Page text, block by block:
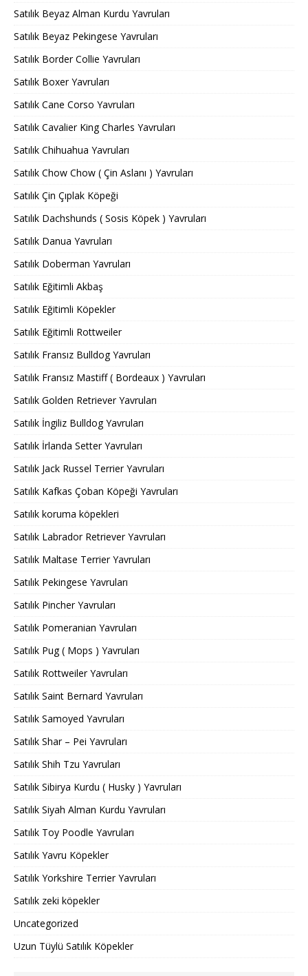
Satılık Beyaz Alman Kurdu Yavruları
Satılık Beyaz Pekingese Yavruları
Satılık Border Collie Yavruları
Satılık Boxer Yavruları
Satılık Cane Corso Yavruları
Satılık Cavalier King Charles Yavruları
Satılık Chihuahua Yavruları
Satılık Chow Chow ( Çin Aslanı ) Yavruları
Satılık Çin Çıplak Köpeği
Satılık Dachshunds ( Sosis Köpek ) Yavruları
Satılık Danua Yavruları
Satılık Doberman Yavruları
Satılık Eğitimli Akbaş
Satılık Eğitimli Köpekler
Satılık Eğitimli Rottweiler
Satılık Fransız Bulldog Yavruları
Satılık Fransız Mastiff ( Bordeaux ) Yavruları
Satılık Golden Retriever Yavruları
Satılık İngiliz Bulldog Yavruları
Satılık İrlanda Setter Yavruları
Satılık Jack Russel Terrier Yavruları
Satılık Kafkas Çoban Köpeği Yavruları
Satılık koruma köpekleri
Satılık Labrador Retriever Yavruları
Satılık Maltase Terrier Yavruları
Satılık Pekingese Yavruları
Satılık Pincher Yavruları
Satılık Pomeranian Yavruları
Satılık Pug ( Mops ) Yavruları
Satılık Rottweiler Yavruları
Satılık Saint Bernard Yavruları
Satılık Samoyed Yavruları
Satılık Shar – Pei Yavruları
Satılık Shih Tzu Yavruları
Satılık Sibirya Kurdu ( Husky ) Yavruları
Satılık Siyah Alman Kurdu Yavruları
Satılık Toy Poodle Yavruları
Satılık Yavru Köpekler
Satılık Yorkshire Terrier Yavruları
Satılık zeki köpekler
Uncategorized
Uzun Tüylü Satılık Köpekler